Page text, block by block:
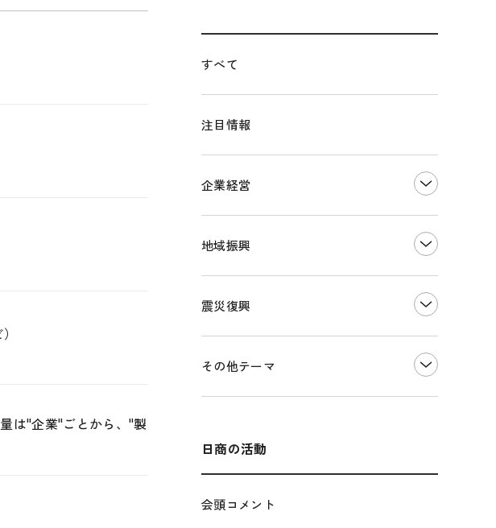
は"企業"ごとから、"製
すべて
注目情報
企業経営
地域振興
震災復興
その他テーマ
多様な人材の活躍推進
各種制度・助成金
パートナーシップ構築宣言
日商の活動
会頭コメント